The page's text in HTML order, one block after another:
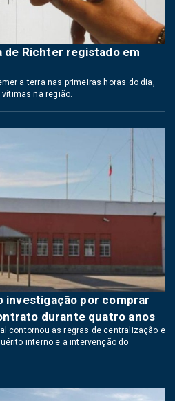
de Richter registado em
a terra nas primeiras horas do dia,
na região.
investigação por comprar
durante quatro anos
contornou as regras de centralização e
interno e a intervenção do